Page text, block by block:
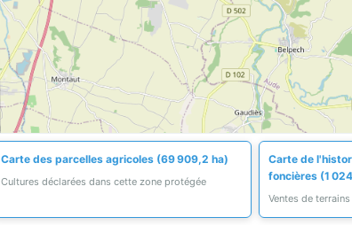
Carte des parcelles agricoles (69 909,2 ha)
Cultures déclarées dans cette zone protégée
Carte de
foncières (1
Ventes de